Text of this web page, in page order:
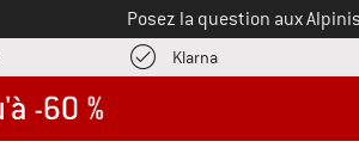
Posez la question aux
KlarnaTrouve les